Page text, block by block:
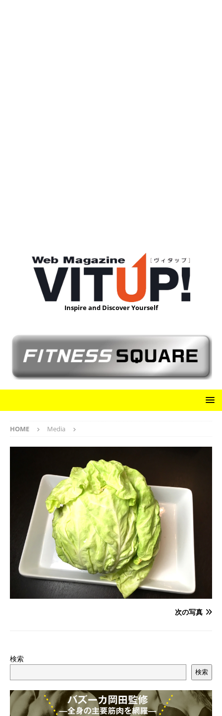
Inspire and Discover Yourself
HOME Media
次の写真
検索
検索